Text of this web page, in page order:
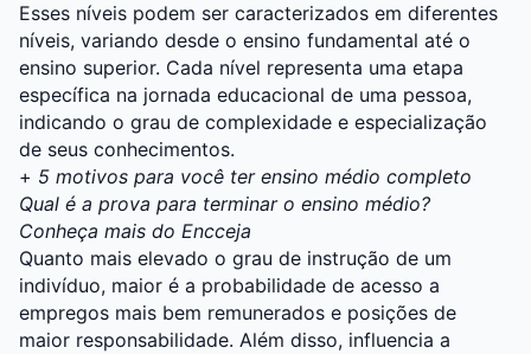
Esses níveis podem ser caracterizados em diferentes
níveis, variando desde o ensino fundamental até o
ensino superior. Cada nível representa uma etapa
específica na jornada educacional de uma pessoa,
indicando o grau de complexidade e especialização
de seus conhecimentos.
+ 5 motivos para você ter ensino médio completo
Qual é a prova para terminar o ensino médio?
Conheça mais do Encceja
Quanto mais elevado o grau de instrução de um
indivíduo, maior é a probabilidade de acesso a
empregos mais bem remunerados e posições de
maior responsabilidade. Além disso, influencia a